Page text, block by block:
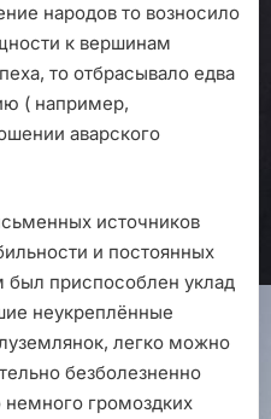
народов то возносило
к вершинам
то отбрасывало едва
( например,
аварского
источников
и постоянных
приспособлен уклад
неукреплённые
легко можно
безболезненно
немного громоздких